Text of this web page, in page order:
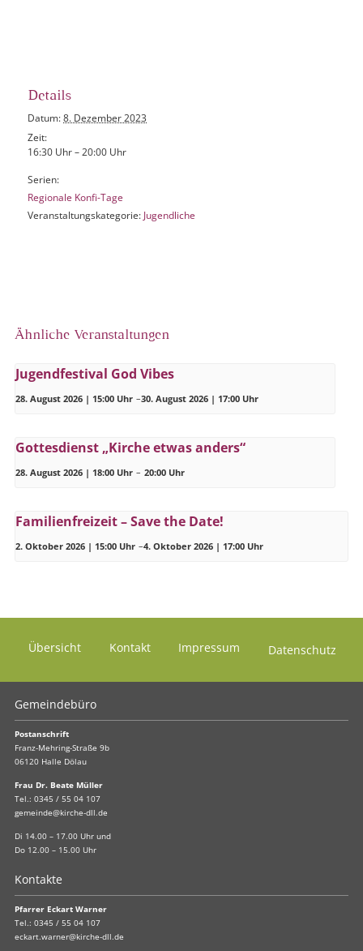
Details
Datum: 8. Dezember 2023
Zeit:
16:30 Uhr – 20:00 Uhr
Serien:
Regionale Konfi-Tage
Veranstaltungskategorie: Jugendliche
Ähnliche Veranstaltungen
Jugendfestival God Vibes
28. August 2026 | 15:00 Uhr –30. August 2026 | 17:00 Uhr
Gottesdienst „Kirche etwas anders“
28. August 2026 | 18:00 Uhr – 20:00 Uhr
Familienfreizeit – Save the Date!
2. Oktober 2026 | 15:00 Uhr –4. Oktober 2026 | 17:00 Uhr
Übersicht Kontakt Impressum Datenschutz
Gemeindebüro
Postanschrift
Franz-Mehring-Straße 9b
06120 Halle Dölau
Frau Dr. Beate Müller
Tel.: 0345 / 55 04 107
gemeinde@kirche-dll.de
Di 14.00 – 17.00 Uhr und
Do 12.00 – 15.00 Uhr
Kontakte
Pfarrer Eckart Warner
Tel.: 0345 / 55 04 107
eckart.warner@kirche-dll.de